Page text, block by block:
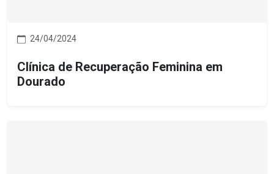
24/04/2024
Clínica de Recuperação Feminina em
Dourado